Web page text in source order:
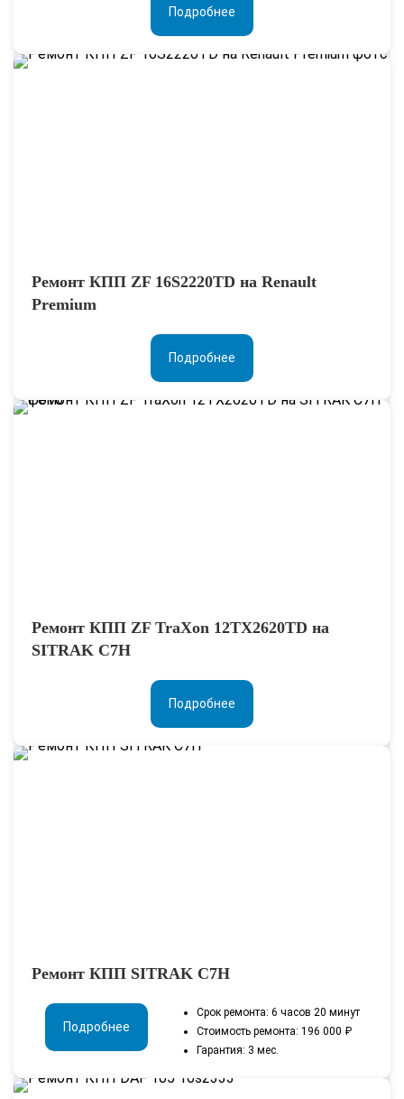
Подробнее
Ремонт КПП ZF 16S2220TD на Renault
Premium
Подробнее
Ремонт КПП ZF TraXon 12TX2620TD на
SITRAK C7H
Подробнее
Ремонт КПП SITRAK С7H
Подробнее
Срок ремонта: 6 часов 20 минут
Стоимость ремонта: 196 000 ₽
Гарантия: 3 мес.